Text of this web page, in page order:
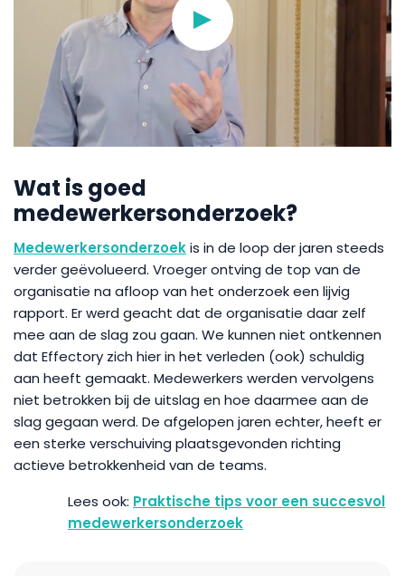
Wat is goed
medewerkersonderzoek?
Medewerkersonderzoekis in de loop der jaren steeds
verder geëvolueerd. Vroeger ontving de top van de
organisatie na afloop van het onderzoek een lijvig
rapport. Er werd geacht dat de organisatie daar zelf
mee aan de slag zou gaan. We kunnen niet ontkennen
dat Effectory zich hier in het verleden (ook) schuldig
aan heeft gemaakt. Medewerkers werden vervolgens
niet betrokken bij de uitslag en hoe daarmee aan de
slag gegaan werd. De afgelopen jaren echter, heeft er
een sterke verschuiving plaatsgevonden richting
actieve betrokkenheid van de teams.
Praktische tips voor een succesvol
medewerkersonderzoek